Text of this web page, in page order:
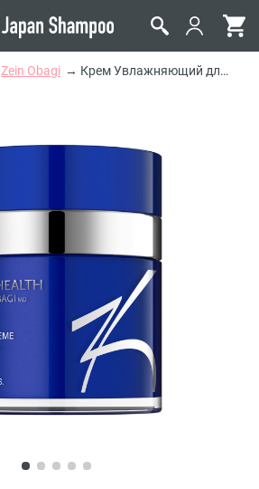
Zein Obagi Крем Увлажняющий для Нормальной и Сухой Кожи Zein Obagi Zo Skin Health Recovery Creme